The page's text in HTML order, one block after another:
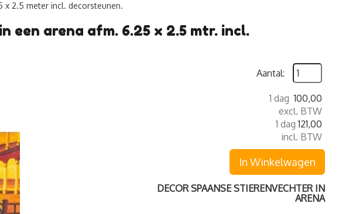
x 2.5 meter incl. decorsteunen.
een arena afm. 6.25 x 2.5 mtr. incl.
Aantal:
1 dag 100,00
excl. BTW
1 dag 121,00
incl. BTW
In Winkelwagen
DECOR SPAANSE STIERENVECHTER IN
ARENA